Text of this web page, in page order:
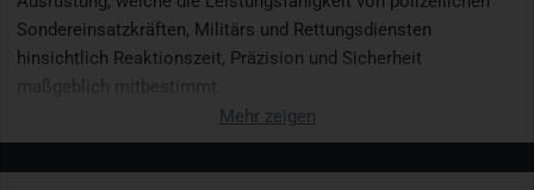
Sondereinsatzkräften, Militärs und Rettungsdiensten
hinsichtlich Reaktionszeit, Präzision und Sicherheit
Mehr zeigen